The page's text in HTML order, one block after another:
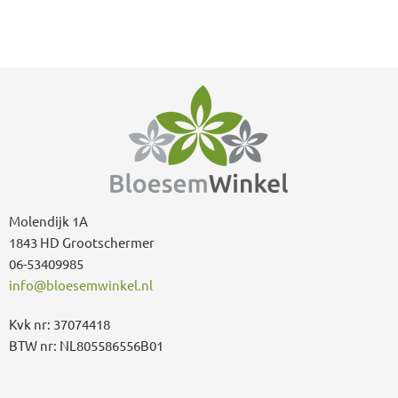
Molendijk 1A
1843 HD Grootschermer
06-53409985
info@bloesemwinkel.nl
Kvk nr: 37074418
BTW nr: NL805586556B01